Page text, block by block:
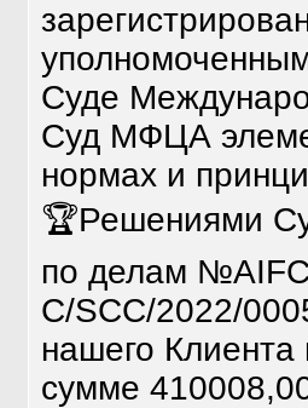
Суде
Суд МФЦА
нормах и
🏆Решениями
по делам
C/SCC/2022/
нашего
сумме